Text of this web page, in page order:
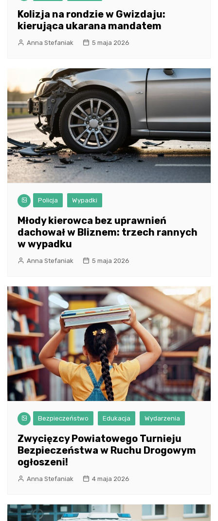
Kolizja na rondzie w Gwizdaju:
kierująca ukarana mandatem
Anna Stefaniak 5 maja 2026
Policja Wypadki
Młody kierowca bez uprawnień
dachował w Bliznem: trzech rannych
w wypadku
Anna Stefaniak 5 maja 2026
Bezpieczeństwo Edukacja Wydarzenia
Zwycięzcy Powiatowego Turnieju
Bezpieczeństwa w Ruchu Drogowym
ogłoszeni!
Anna Stefaniak 4 maja 2026